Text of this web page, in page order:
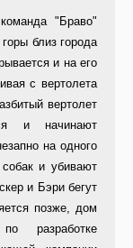
"Браво"
близ города
и на его
с вертолета
вертолет
и начинают
на одного
и убивают
и Бэри бегут
позже, дом
разработке